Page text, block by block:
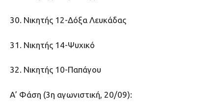
30. Νικητής 12-Δόξα Λευκάδας
31. Νικητής 14-Ψυχικό
32. Νικητής 10-Παπάγου
Α’ Φάση (3η αγωνιστική, 20/09):